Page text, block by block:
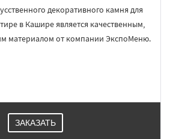
декоративного камня для
в Кашире является качественным,
материалом от компании ЭкспоМеню.
ЗАКАЗАТЬ